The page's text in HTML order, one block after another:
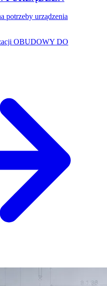
potrzeby urządzenia
OBUDOWY DO